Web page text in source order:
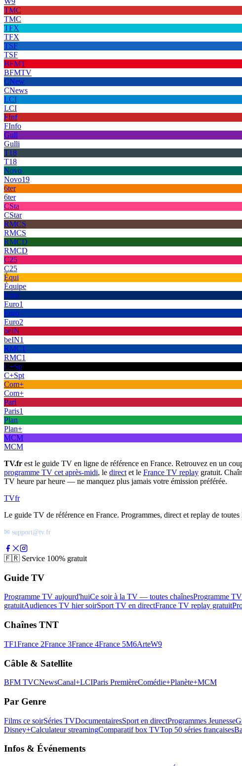
TMC
TMC
TFX
TFX
TSF
TSF
BFMT
BFMTV
CNew
CNews
LCI
LCI
FInf
FInfo
Gull
Gulli
T18
T18
Novo
Novo19
6ter
6ter
CSta
CStar
RMCS
RMCS
RMCD
RMCD
C25
C25
Équi
Équipe
Euro
Euro1
Euro
Euro2
beIN
beIN1
RMC1
RMC1
C+Sp
C+Spt
Com+
Com+
Pari
Paris1
Plan
Plan+
MCM
MCM
TV.fr est le guide TV en ligne de référence en France. Retrouvez en un
programme TV cet après-midi, le direct et le France TV replay gratuit.
TV heure par heure — ne manquez plus jamais votre émission préférée.
TVfr
Le guide TV de référence en France. Programmes, direct et replay de toutes
✉ support@tv.fr
🇫🇷 Service 100% gratuit
Guide TV
Programme TV aujourd'huiCe soir à la TV — toutes chaînesProgramme
gratuitAudiences TV hier soirSport TV en directFrance TV replay gratuit
Chaînes TNT
TF1France 2France 3France 4France 5M6ArteW9
Câble & Satellite
BFM TVCNewsCanal+LCIParis PremièreComédie+Planète+MCM
Par Genre
Films ce soirSéries TVDocumentairesSport en directProgrammes Jeunesse
Disney+Calculateur streamingComparatif box TVTop 50 séries françaises
Infos & Événements